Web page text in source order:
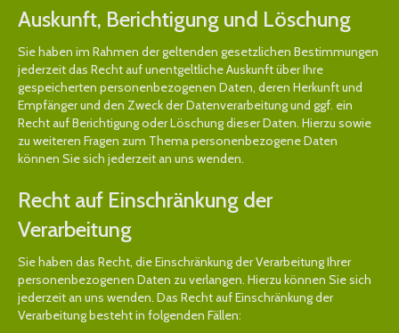
Auskunft, Berichtigung und Löschung
Sie haben im Rahmen der geltenden gesetzlichen Bestimmungen
jederzeit das Recht auf unentgeltliche Auskunft über Ihre
gespeicherten personenbezogenen Daten, deren Herkunft und
Empfänger und den Zweck der Datenverarbeitung und ggf. ein
Recht auf Berichtigung oder Löschung dieser Daten. Hierzu sowie
zu weiteren Fragen zum Thema personenbezogene Daten
können Sie sich jederzeit an uns wenden.
Recht auf Einschränkung der
Verarbeitung
Sie haben das Recht, die Einschränkung der Verarbeitung Ihrer
personenbezogenen Daten zu verlangen. Hierzu können Sie sich
jederzeit an uns wenden. Das Recht auf Einschränkung der
Verarbeitung besteht in folgenden Fällen: